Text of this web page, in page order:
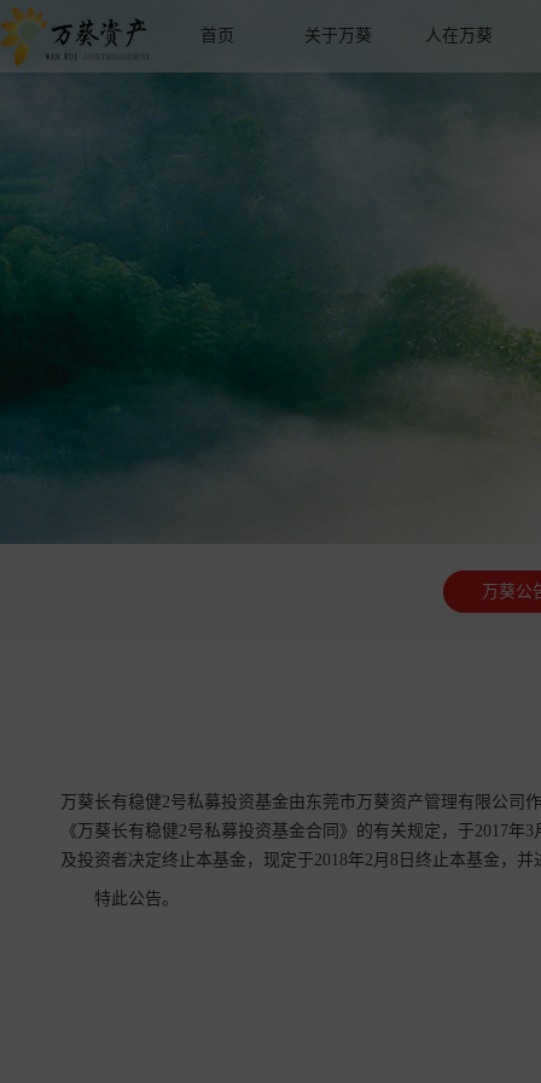
首页 关于万葵 人在万葵
万葵公
万葵长有稳健2号私募投资基金由东莞市万葵资产管理有限公
《万葵长有稳健2号私募投资基金合同》的有关规定，于2017
及投资者决定终止本基金，现定于2018年2月8日终止本基金，并
特此公告。